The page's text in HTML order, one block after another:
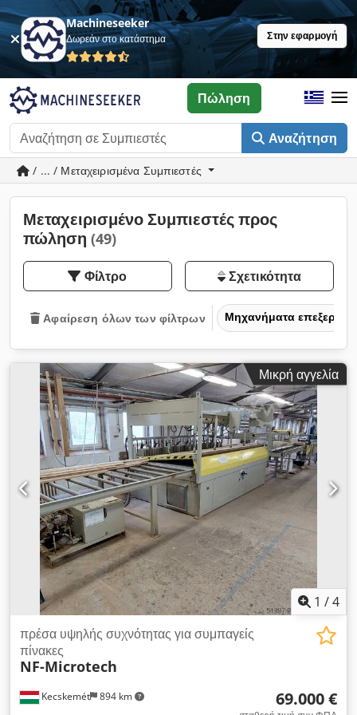
Machineseeker
Δωρεάν στο κατάστημα Στην εφαρμογή
Αναζήτηση
Πώληση
/ ... / Μεταχειρισμένα Συμπιεστές
Μεταχειρισμένο Συμπιεστές προς
πώληση (49)
Φίλτρο Σχετικότητα
Αφαίρεση όλων των φίλτρων Μηχανήματα
Μικρή αγγελία
1 /4
Kecskemét 894 km
πρέσα υψηλής συχνότητας για συμπαγείς
πίνακες
NF-Microtech
69.000 €